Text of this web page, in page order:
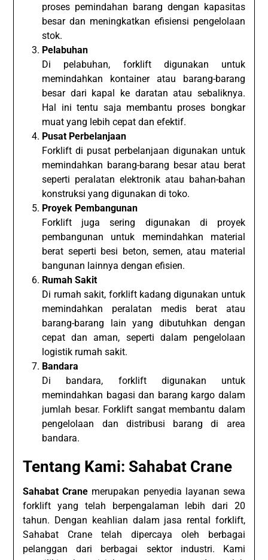
proses pemindahan barang dengan kapasitas
besar dan meningkatkan efisiensi pengelolaan
stok.
Pelabuhan
Di pelabuhan, forklift digunakan untuk
memindahkan kontainer atau barang-barang
besar dari kapal ke daratan atau sebaliknya.
Hal ini tentu saja membantu proses bongkar
muat yang lebih cepat dan efektif.
Pusat Perbelanjaan
Forklift di pusat perbelanjaan digunakan untuk
memindahkan barang-barang besar atau berat
seperti peralatan elektronik atau bahan-bahan
konstruksi yang digunakan di toko.
Proyek Pembangunan
Forklift juga sering digunakan di proyek
pembangunan untuk memindahkan material
berat seperti besi beton, semen, atau material
bangunan lainnya dengan efisien.
Rumah Sakit
Di rumah sakit, forklift kadang digunakan untuk
memindahkan peralatan medis berat atau
barang-barang lain yang dibutuhkan dengan
cepat dan aman, seperti dalam pengelolaan
logistik rumah sakit.
Bandara
Di bandara, forklift digunakan untuk
memindahkan bagasi dan barang kargo dalam
jumlah besar. Forklift sangat membantu dalam
pengelolaan dan distribusi barang di area
bandara.
Tentang Kami: Sahabat Crane
Sahabat Crane merupakan penyedia layanan sewa
forklift yang telah berpengalaman lebih dari 20
tahun. Dengan keahlian dalam jasa rental forklift,
Sahabat Crane telah dipercaya oleh berbagai
pelanggan dari berbagai sektor industri. Kami